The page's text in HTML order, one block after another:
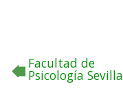
Facultad de
Psicología Sevilla